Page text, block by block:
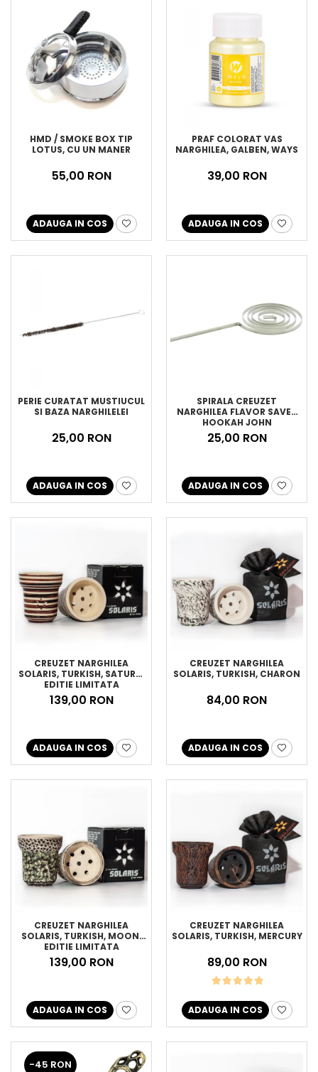
HMD / SMOKE BOX TIP
LOTUS, CU UN MANER
55,00 RON
ADAUGA IN COS
PRAF COLORAT VAS
NARGHILEA, GALBEN, WAYS
39,00 RON
ADAUGA IN COS
PERIE CURATAT MUSTIUCUL
SI BAZA NARGHILELEI
25,00 RON
ADAUGA IN COS
SPIRALA CREUZET
NARGHILEA FLAVOR SAVER
HOOKAH JOHN
25,00 RON
ADAUGA IN COS
CREUZET NARGHILEA
SOLARIS, TURKISH, SATURN,
EDITIE LIMITATA
139,00 RON
ADAUGA IN COS
CREUZET NARGHILEA
SOLARIS, TURKISH, CHARON
84,00 RON
ADAUGA IN COS
CREUZET NARGHILEA
SOLARIS, TURKISH, MOON,
EDITIE LIMITATA
139,00 RON
ADAUGA IN COS
CREUZET NARGHILEA
SOLARIS, TURKISH, MERCURY
89,00 RON
ADAUGA IN COS
-45 RON